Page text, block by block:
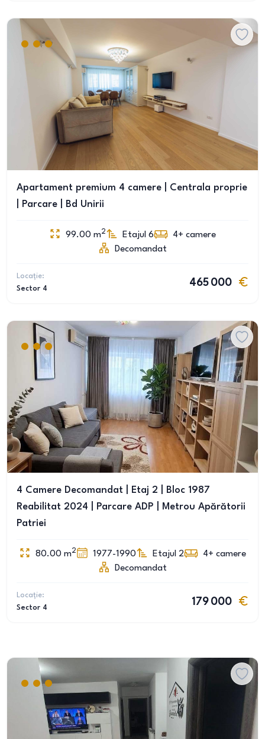
Apartament premium 4 camere | Centrala proprie
| Parcare | Bd Unirii
99.00 m2 Etajul 6 4+ camere
Decomandat
Locație:
Sector 4
465 000
4 Camere Decomandat | Etaj 2 | Bloc 1987
Reabilitat 2024 | Parcare ADP | Metrou Apărătorii
Patriei
80.00 m2 1977-1990 Etajul 2 4+ camere
Decomandat
Locație:
Sector 4
179 000